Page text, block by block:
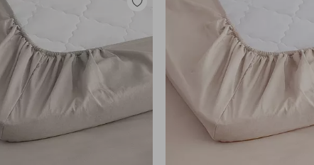
Tilføj
favoritter